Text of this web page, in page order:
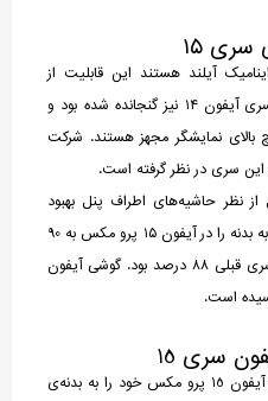
۱۵
سری ۱۵ دارای داینامیک آیلند هستند این قابلیت از
جذاب‌ترین ویژگی‌هایی است که در سری آیفون ۱۴ نیز گنجانده شده بود و
آیفون ۱۵ نیز به تاچ بالای نمایشگر مجهز هستند. شرکت
سری در نظر گرفته است.
به قبل از نظر حاشیه‌های اطراف پنل بهبود
داشته‌اند. شرکت اپل نسبت نمایشگر به بدنه را در آیفون ۱۵ پرو مکس به 90
درصد رسانیده است این نسبت در سری قبلی 88 درصد بود. گوشی آیفون
سری 15
شرکت اپل مدل‌های آیفون 15 پرو و آیفون 15 پرو مکس خود را به بدنه‌ی